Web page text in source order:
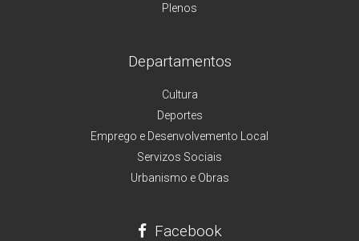
Plenos
Departamentos
Cultura
Deportes
Emprego e Desenvolvemento Local
Servizos Sociais
Urbanismo e Obras
Facebook